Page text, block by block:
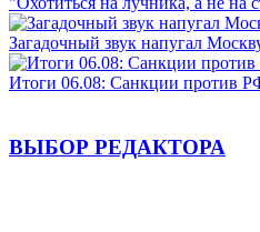
Загадочный звук напугал
Итоги 06.08: Санкции против
ВЫБОР РЕДАКТОРА